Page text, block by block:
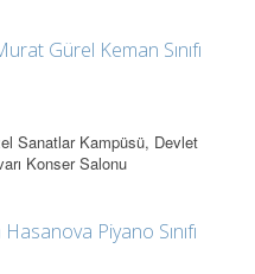
Gürel Keman Sınıfı
Sanatlar Kampüsü, Devlet
Konser Salonu
Piyano Sınıfı